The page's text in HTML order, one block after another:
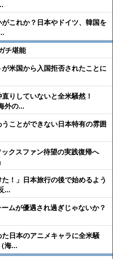
これか？日本やドイツ、韓国を
チ堪能
米国から入国拒否されたことに
りしていないと全米騒然！
外の...
ことができない日本特有の雰囲
ックスファン待望の実践復帰へ
！」日本旅行の後で始めるよう
...
ムが優遇され過ぎじゃないか？
日本のアニメキャラに全米騒
海...